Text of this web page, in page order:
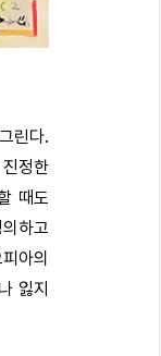
린다.
정한
때도
하고
아의
잃지